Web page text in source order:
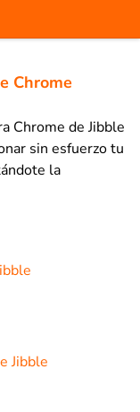
Chrome
Chrome de Jibble
sin esfuerzo tu
la
Jibble